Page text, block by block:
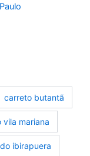
carreto butantã
mariana
ibirapuera